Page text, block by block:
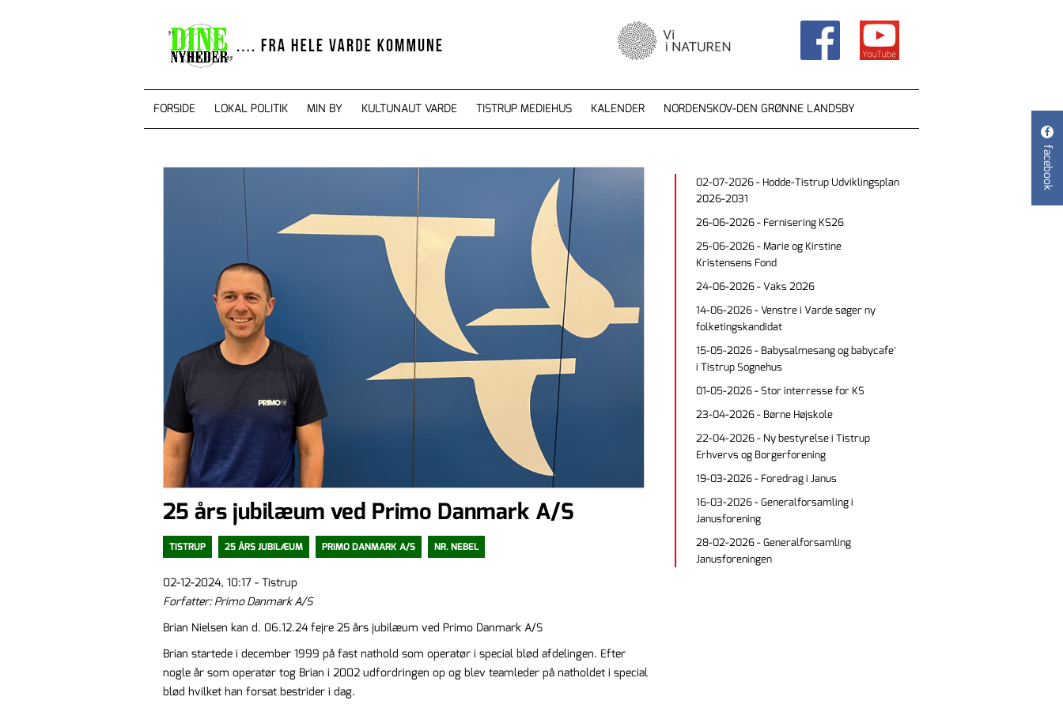
FORSIDE LOKAL POLITIK MIN BY KULTUNAUT VARDE TISTRUP MEDIEHUS KALENDER NORDENSKOV-DEN GRØNNE LANDSBY
25 års jubilæum ved Primo Danmark A/S
TISTRUP 25 ÅRS JUBILÆUM PRIMO DANMARK A/S NR. NEBEL
02-12-2024, 10:17 - Tistrup
Forfatter: Primo Danmark A/S
Brian Nielsen kan d. 06.12.24 fejre 25 års jubilæum ved Primo Danmark A/S
Brian startede i december 1999 på fast nathold som operatør i special blød afdelingen. Efter
nogle år som operatør tog Brian i 2002 udfordringen op og blev teamleder på natholdet i special
blød hvilket han forsat bestrider i dag.
02-07-2026 - Hodde-Tistrup Udviklingsplan
2026-2031
26-06-2026 - Fernisering KS26
25-06-2026 - Marie og Kirstine
Kristensens Fond
24-06-2026 - Vaks 2026
14-06-2026 - Venstre i Varde søger ny
folketingskandidat
15-05-2026 - Babysalmesang og babycafe`
i Tistrup Sognehus
01-05-2026 - Stor interresse for KS
23-04-2026 - Børne Højskole
22-04-2026 - Ny bestyrelse i Tistrup
Erhvervs og Borgerforening
19-03-2026 - Foredrag i Janus
16-03-2026 - Generalforsamling i
Janusforening
28-02-2026 - Generalforsamling
Janusforeningen

facebook